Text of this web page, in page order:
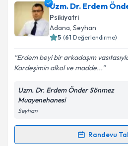
Uzm. Dr. Özgür Özkaynak
talebi oluşturun. Size bu
için bir takvim hazırlandığında
bilgilendireceğiz.
E-posta Adresiniz
Kişisel verilerimin
kapsamda işlenmesini
Uzm. Dr. Erdem
Psikiyatri
Adana, Seyhan
5 (61 Değerlendirme)
Erdem beyi bir arkadaşım
Kardeşimin alkol ve madde...
Uzm. Dr. Erdem Önder Sönmez
Muayenehanesi
Seyhan
Randevu
Randevu Takvimi Talebi